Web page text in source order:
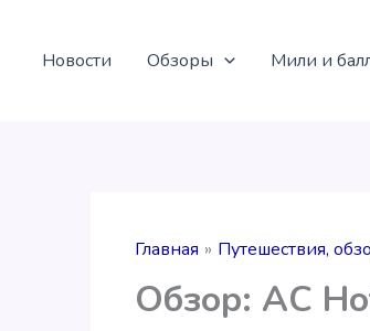
Новости Обзоры Мили и
Главная Путешествия,
Обзор: AC